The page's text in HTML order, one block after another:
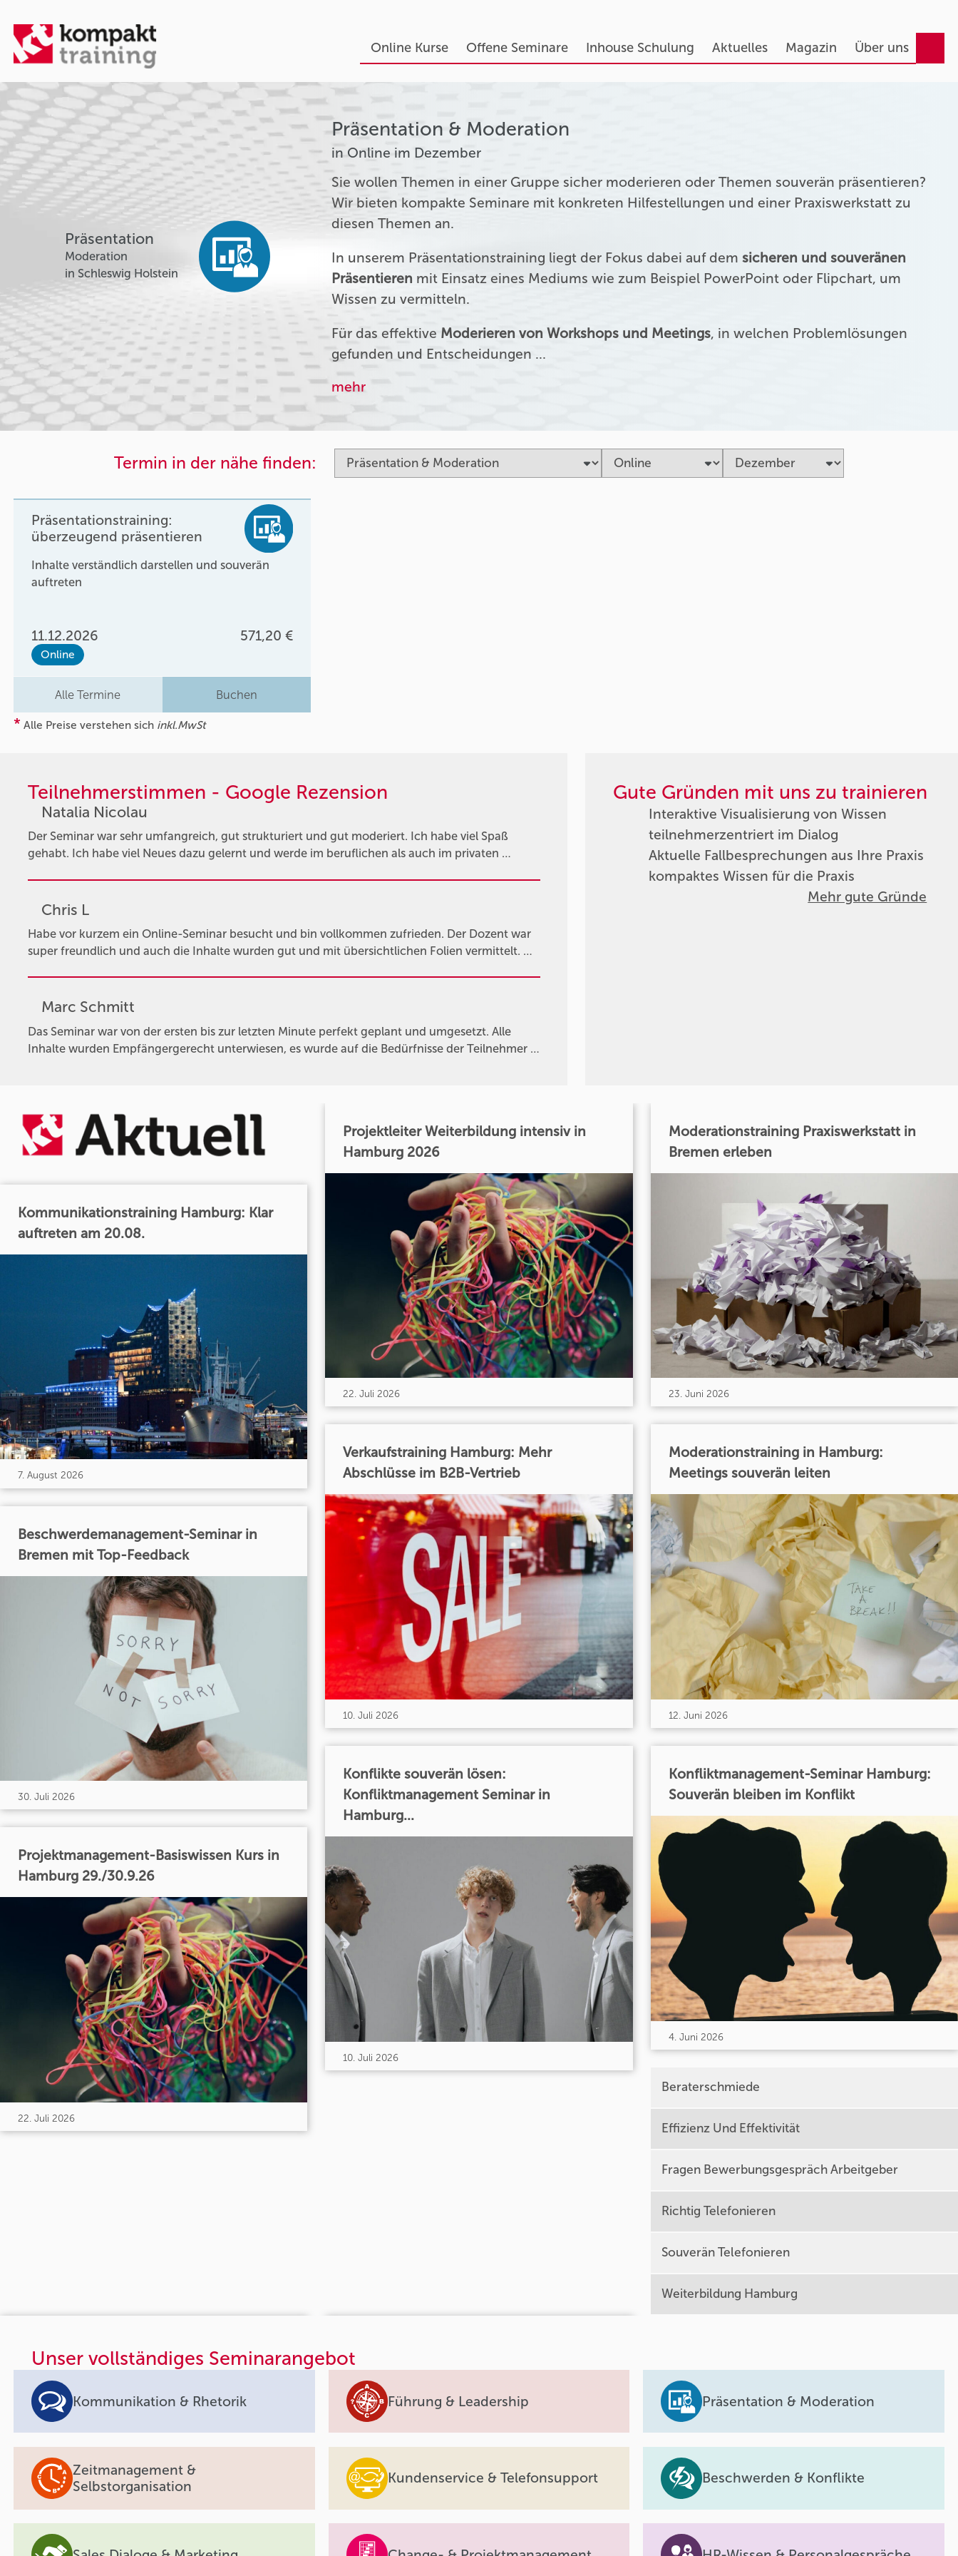
Online Kurse Offene Seminare Inhouse Schulung Aktuelles Magazin Über uns
Präsentation
Moderation
in Schleswig Holstein
Präsentation & Moderation
in Online im Dezember
Sie wollen Themen in einer Gruppe sicher moderieren oder Themen souverän präsentieren?
Wir bieten kompakte Seminare mit konkreten Hilfestellungen und einer Praxiswerkstatt zu
diesen Themen an.
In unserem Präsentationstraining liegt der Fokus dabei auf demsicheren und souveränen
Präsentieren mit Einsatz eines Mediums wie zum Beispiel PowerPoint oder Flipchart, um
Wissen zu vermitteln.
Für das effektive Moderieren von Workshops und Meetings, in welchen Problemlösungen
gefunden und Entscheidungen …
mehr
Termin in der nähe finden:
Präsentationstraining:
überzeugend präsentieren
Inhalte verständlich darstellen und souverän
auftreten
11.12.2026 571,20 €
Online
Alle Termine Buchen
* Alle Preise verstehen sich inkl.MwSt
Teilnehmerstimmen - Google Rezension
Natalia Nicolau
Der Seminar war sehr umfangreich, gut strukturiert und gut moderiert. Ich habe viel Spaß
gehabt. Ich habe viel Neues dazu gelernt und werde im beruflichen als auch im privaten …
Chris L
Habe vor kurzem ein Online-Seminar besucht und bin vollkommen zufrieden. Der Dozent war
super freundlich und auch die Inhalte wurden gut und mit übersichtlichen Folien vermittelt. …
Marc Schmitt
Das Seminar war von der ersten bis zur letzten Minute perfekt geplant und umgesetzt. Alle
Inhalte wurden Empfängergerecht unterwiesen, es wurde auf die Bedürfnisse der Teilnehmer …
Gute Gründen mit uns zu trainieren
Interaktive Visualisierung von Wissen
teilnehmerzentriert im Dialog
Aktuelle Fallbesprechungen aus Ihre Praxis
kompaktes Wissen für die Praxis
Mehr gute Gründe
Kommunikationstraining Hamburg: Klar
auftreten am 20.08.
7. August 2026
Beschwerdemanagement-Seminar in
Bremen mit Top-Feedback
30. Juli 2026
Projektmanagement-Basiswissen Kurs in
Hamburg 29./30.9.26
22. Juli 2026
Projektleiter Weiterbildung intensiv in
Hamburg 2026
22. Juli 2026
Verkaufstraining Hamburg: Mehr
Abschlüsse im B2B-Vertrieb
10. Juli 2026
Konflikte souverän lösen:
Konfliktmanagement Seminar in
Hamburg...
10. Juli 2026
Moderationstraining Praxiswerkstatt in
Bremen erleben
23. Juni 2026
Moderationstraining in Hamburg:
Meetings souverän leiten
12. Juni 2026
Konfliktmanagement-Seminar Hamburg:
Souverän bleiben im Konflikt
4. Juni 2026
Beraterschmiede
Effizienz Und Effektivität
Fragen Bewerbungsgespräch Arbeitgeber
Richtig Telefonieren
Souverän Telefonieren
Weiterbildung Hamburg
Unser vollständiges Seminarangebot
Kommunikation & Rhetorik Führung & Leadership Präsentation & Moderation
Zeitmanagement &
Selbstorganisation
Kundenservice & Telefonsupport Beschwerden & Konflikte